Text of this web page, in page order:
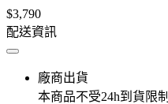
$3,790
配送資訊
廠商出貨
本商品不受24h到貨限制